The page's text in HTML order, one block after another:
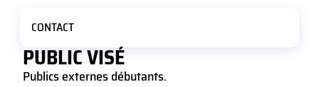
CONTACT
PUBLIC VISÉ
Publics externes débutants.